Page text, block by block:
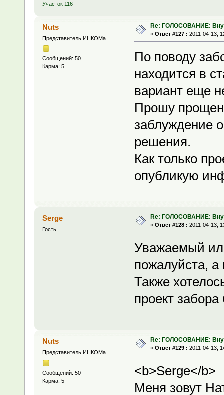
Участок 116
Nuts
Представитель ИНКОМа
Сообщений: 50
Карма: 5
Re: ГОЛОСОВАНИЕ:
« Ответ #127 : 2011-04-13,
По поводу
находится в
вариант еще
Прошу
заблуждение
решения.
Как только
опубликую
Serge
Гость
Re: ГОЛОСОВАНИЕ:
« Ответ #128 : 2011-04-13,
Уважаемый
пожалуйста, а
Также
проект
Nuts
Представитель ИНКОМа
Сообщений: 50
Карма: 5
Re: ГОЛОСОВАНИЕ:
« Ответ #129 : 2011-04-13,
<b>Serge</b>
Меня зовут